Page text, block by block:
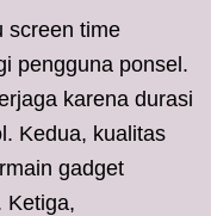
screen time
pengguna ponsel.
karena durasi
Kedua, kualitas
gadget
Ketiga,